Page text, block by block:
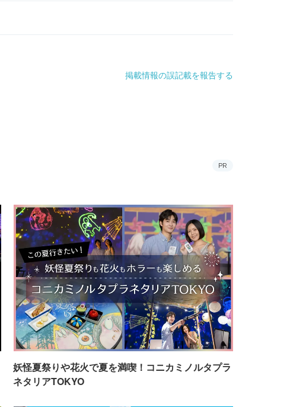
掲載情報の誤記載を報告する
PR
妖怪夏祭りや花火で夏を満喫！コニカミノルタプラ
ネタリアTOKYO